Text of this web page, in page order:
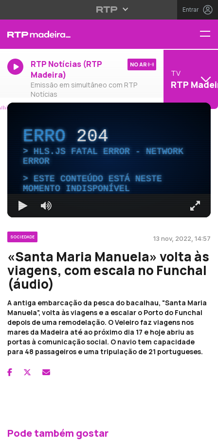
Entrar
RTP Notícias (RTP
Madeira)
Emissão em simultâneo com RTP
Notícias
NO AR
TV
RTP
ERRO204
HLS.JS FATAL ERROR - NETWORK
ERROR
ESTE CONTEÚDO ESTÁ NESTE
MOMENTO INDISPONÍVEL
SOCIEDADE 13 nov, 2022, 14:57
«Santa Maria Manuela» volta às
viagens, com escala no Funchal
(áudio)
A antiga embarcação da pesca do bacalhau, "Santa Maria
Manuela", volta às viagens e a escalar o Porto do Funchal
depois de uma remodelação. O Veleiro faz viagens nos
mares da Madeira até ao próximo dia 17 e hoje abriu as
portas à comunicação social. O navio tem capacidade
para 48 passageiros e uma tripulação de 21 portugueses.
Pode também gostar